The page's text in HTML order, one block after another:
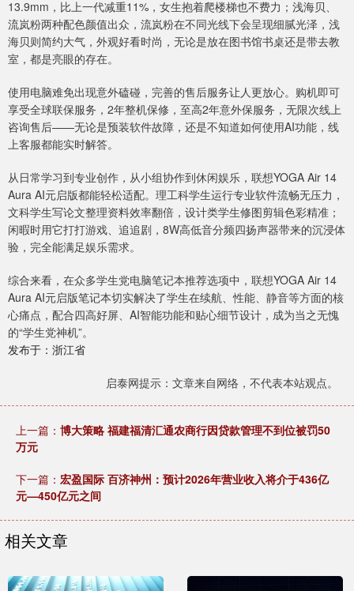
13.9mm，比上一代减重11%，女生抱着爬楼梯也不费力；浅海贝、
流岚粉两种配色颜值出众，流岚粉在不同光线下会呈现细腻光泽，浅
海贝则简约大气，外观好看时尚，无论是放在图书馆书桌还是带去教
室，都是亮眼的存在。
使用电脑难免出现意外磕碰，完善的售后服务让人更放心。购机即可
享受全球联保服务，2年整机保修，至高2年意外保服务，无限次线上
咨询售后——无论是预装软件故障，还是不知道如何使用AI功能，线
上客服都能实时解答。
从日常学习到专业创作，从小组协作到休闲娱乐，联想YOGA Air 14
Aura AI元启版都能轻松适配。理工科学生运行专业软件流畅无压力，
文科学生写论文整理资料效率翻倍，设计类学生修图剪辑色彩精准；
闲暇时用它打打游戏、追追剧，8W高低音分频四扬声器带来的沉浸体
验，完全能满足娱乐需求。
综合来看，在众多学生党电脑笔记本推荐选项中，联想YOGA Air 14
Aura AI元启版笔记本切实解决了学生在续航、性能、静音等方面的核
心痛点，配合四高好屏、AI智能功能和贴心细节设计，成为当之无愧
的“学生党神机”。
发布于：浙江省
启泰网提示：文章来自网络，不代表本站观点。
上一篇： 博大策略 福建福清汇通农商行因贷款管理不到位被罚50
万元
下一篇： 宏盈国际 百济神州：预计2026年营业收入将介于436亿
元—450亿元之间
相关文章